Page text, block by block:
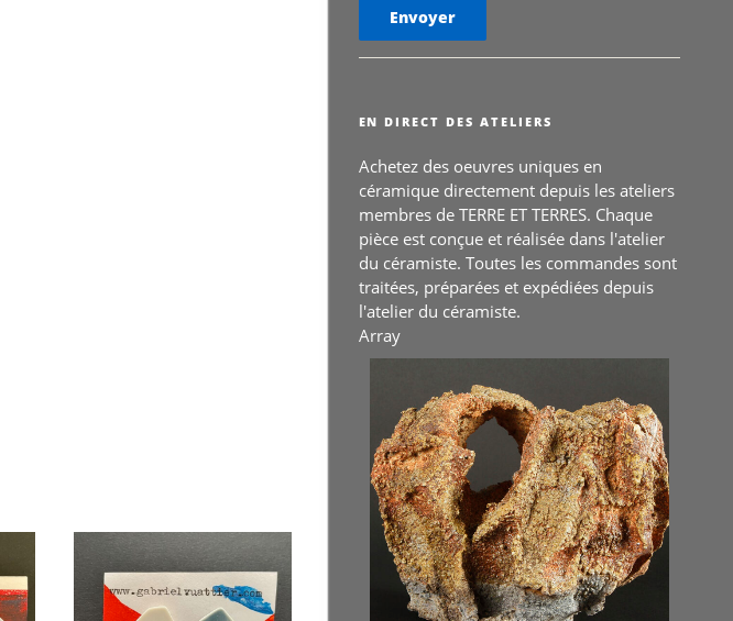
EN DIRECT DES ATELIERS
Achetez des oeuvres uniques en
céramique directement depuis les ateliers
membres de TERRE ET TERRES. Chaque
pièce est conçue et réalisée dans l'atelier
du céramiste. Toutes les commandes sont
traitées, préparées et expédiées depuis
l'atelier du céramiste.
Array